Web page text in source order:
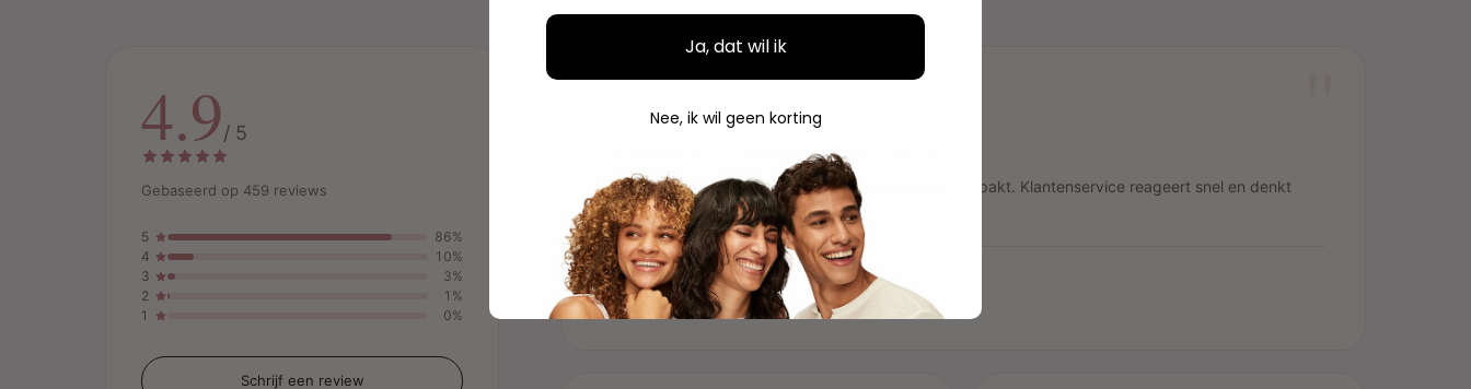
4.9/ 5
Gebaseerd op 459 reviews
5
86%
4
10%
3
3%
2
1%
1
0%
Schrijf een review
"Snelle levering en top service"
Bestelling was de volgende dag binnen en netjes verpakt. Klantenservice reageert snel en denkt
mee. Echt een aanrader!
S Sophie
Geverifieerde aankoop
Ja, dat wil ik
Nee, ik wil geen korting